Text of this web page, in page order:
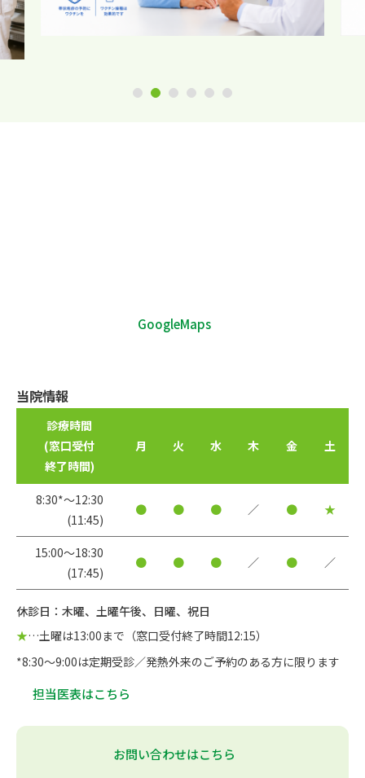
1 2 3 4 5 6
GoogleMaps
当院情報
診療時間
(窓口受付
終了時間)
月 火 水 木 金 土
8:30*〜12:30
(11:45)
● ● ● ／ ● ★
15:00〜18:30
(17:45)
● ● ● ／ ● ／
休診日：木曜、土曜午後、日曜、祝日
★…土曜は13:00まで（窓口受付終了時間12:15）
*8:30～9:00は定期受診／発熱外来のご予約のある方に限ります
担当医表はこちら
お問い合わせはこちら